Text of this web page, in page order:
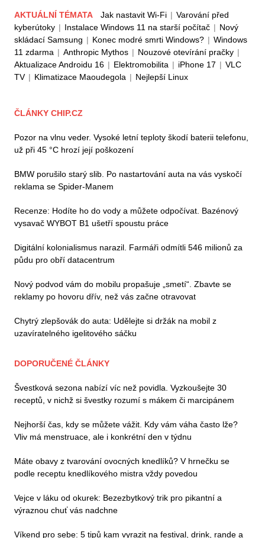
AKTUÁLNÍ TÉMATA Jak nastavit Wi-Fi | Varování před
kyberútoky | Instalace Windows 11 na starší počítač | Nový
skládací Samsung | Konec modré smrti Windows? | Windows
11 zdarma | Anthropic Mythos | Nouzové otevírání pračky |
Aktualizace Androidu 16 | Elektromobilita | iPhone 17 | VLC
TV | Klimatizace Maoudegola | Nejlepší Linux
ČLÁNKY CHIP.CZ
Pozor na vlnu veder. Vysoké letní teploty škodí baterii telefonu,
už při 45 °C hrozí její poškození
BMW porušilo starý slib. Po nastartování auta na vás vyskočí
reklama se Spider-Manem
Recenze: Hodíte ho do vody a můžete odpočívat. Bazénový
vysavač WYBOT B1 ušetří spoustu práce
Digitální kolonialismus narazil. Farmáři odmítli 546 milionů za
půdu pro obří datacentrum
Nový podvod vám do mobilu propašuje „smetí“. Zbavte se
reklamy po hovoru dřív, než vás začne otravovat
Chytrý zlepšovák do auta: Udělejte si držák na mobil z
uzavíratelného igelitového sáčku
DOPORUČENÉ ČLÁNKY
Švestková sezona nabízí víc než povidla. Vyzkoušejte 30
receptů, v nichž si švestky rozumí s mákem či marcipánem
Nejhorší čas, kdy se můžete vážit. Kdy vám váha často lže?
Vliv má menstruace, ale i konkrétní den v týdnu
Máte obavy z tvarování ovocných knedlíků? V hrnečku se
podle receptu knedlíkového mistra vždy povedou
Vejce v láku od okurek: Bezezbytkový trik pro pikantní a
výraznou chuť vás nadchne
Víkend pro sebe: 5 tipů kam vyrazit na festival, drink, rande a